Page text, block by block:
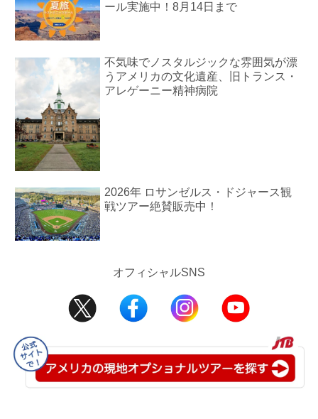
ール実施中！8月14日まで
不気味でノスタルジックな雰囲気が漂
うアメリカの文化遺産、旧トランス・
アレゲーニー精神病院
2026年 ロサンゼルス・ドジャース観
戦ツアー絶賛販売中！
オフィシャルSNS